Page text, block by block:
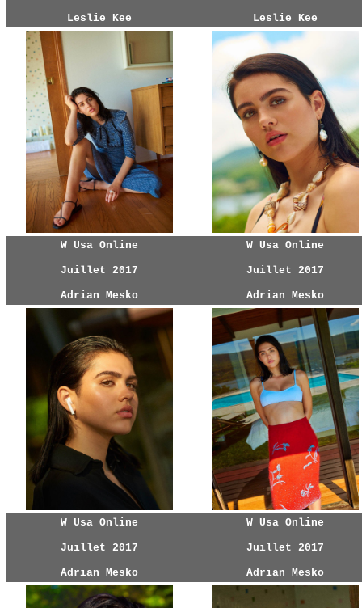
Leslie Kee Leslie Kee
W Usa Online
Juillet 2017
Adrian Mesko
W Usa Online
Juillet 2017
Adrian Mesko
W Usa Online
Juillet 2017
Adrian Mesko
W Usa Online
Juillet 2017
Adrian Mesko